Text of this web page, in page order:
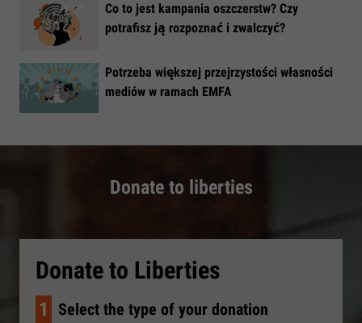
​Co to jest kampania oszczerstw? Czy
potrafisz ją rozpoznać i zwalczyć?
​Potrzeba większej przejrzystości własności
mediów w ramach EMFA
Donate to liberties
Donate to Liberties
1 Select the type of your donation